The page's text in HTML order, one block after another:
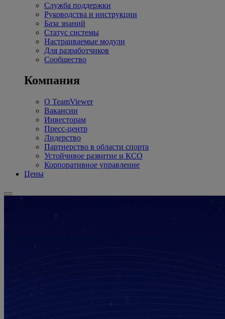
Служба поддержки
Руководства и инструкции
База знаний
Статус системы
Настраиваемые модули
Для разработчиков
Сообщество
Компания
О TeamViewer
Вакансии
Инвесторам
Пресс-центр
Лидерство
Партнерство в области спорта
Устойчивое развитие и КСО
Корпоративное управление
Цены